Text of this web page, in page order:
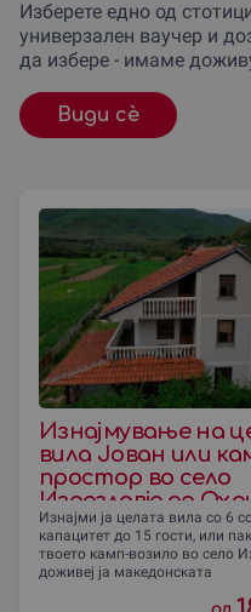
Изберете едно од
универзален ваучер и
да избере - имаме
Види сè
Изнајмување на
вила Јован или
простор во село
Издеглавје до
Изнајми ја целата вила со 6
капацитет до 15 гости, или
твоето камп-возило во село
доживеј ја македонската